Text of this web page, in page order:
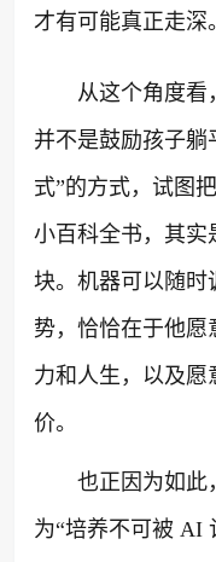
才有可能真正走深。
从这个角度看
并不是鼓励孩子躺
式”的方式，试图
小百科全书，其
块。机器可以随时
势，恰恰在于他
力和人生，以及
价。
也正因为如此
为“培养不可被 AI